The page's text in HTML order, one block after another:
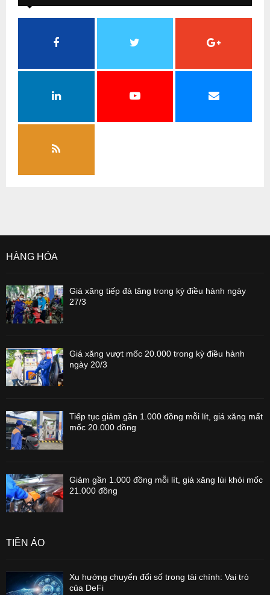
HÀNG HÓA
Giá xăng tiếp đà tăng trong kỳ điều hành ngày
27/3
Giá xăng vượt mốc 20.000 trong kỳ điều hành
ngày 20/3
Tiếp tục giảm gần 1.000 đồng mỗi lít, giá xăng mất
mốc 20.000 đồng
Giảm gần 1.000 đồng mỗi lít, giá xăng lùi khỏi mốc
21.000 đồng
TIỀN ẢO
Xu hướng chuyển đổi số trong tài chính: Vai trò
của DeFi